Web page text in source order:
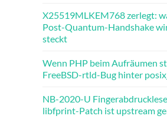
X25519MLKEM768 zerlegt:
Post-Quantum-Handshake
steckt
Wenn PHP beim Aufräumen
FreeBSD-rtld-Bug hinter
NB-2020-U
libfprint-Patch ist upstream